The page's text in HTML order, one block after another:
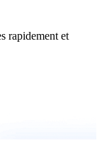
rapidement et